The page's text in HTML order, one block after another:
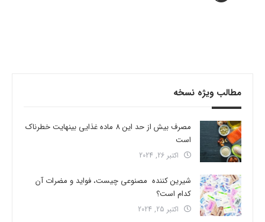
مطالب ویژه نسخه
مصرف بیش از حد این 8 ماده غذایی بینهایت خطرناک
است
اکتبر 26, 2024
شیرین کننده مصنوعی چیست، فواید و مضرات آن
کدام است؟
اکتبر 25, 2024